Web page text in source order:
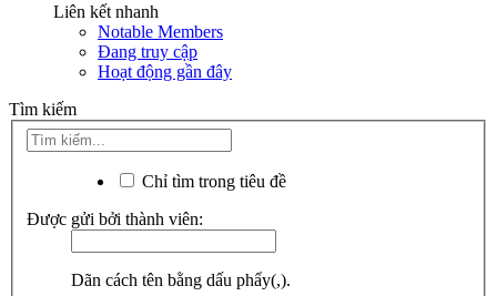
Liên kết nhanh
Notable Members
Đang truy cập
Hoạt động gần đây
Tìm kiếm
Chỉ tìm trong tiêu đề
Được gửi bởi thành viên:
Dãn cách tên bằng dấu phẩy(,).